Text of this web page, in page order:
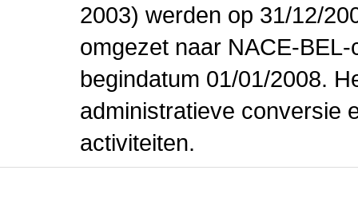
2003) werden op 31/12/
omgezet naar NACE-
begindatum 01/01/2008.
administratieve conversie
activiteiten.